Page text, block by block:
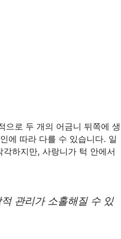
으로 두 개의 어금니 뒤쪽에 생
에 따라 다를 수 있습니다. 일
하지만, 사랑니가 턱 안에서
관리가 소홀해질 수 있